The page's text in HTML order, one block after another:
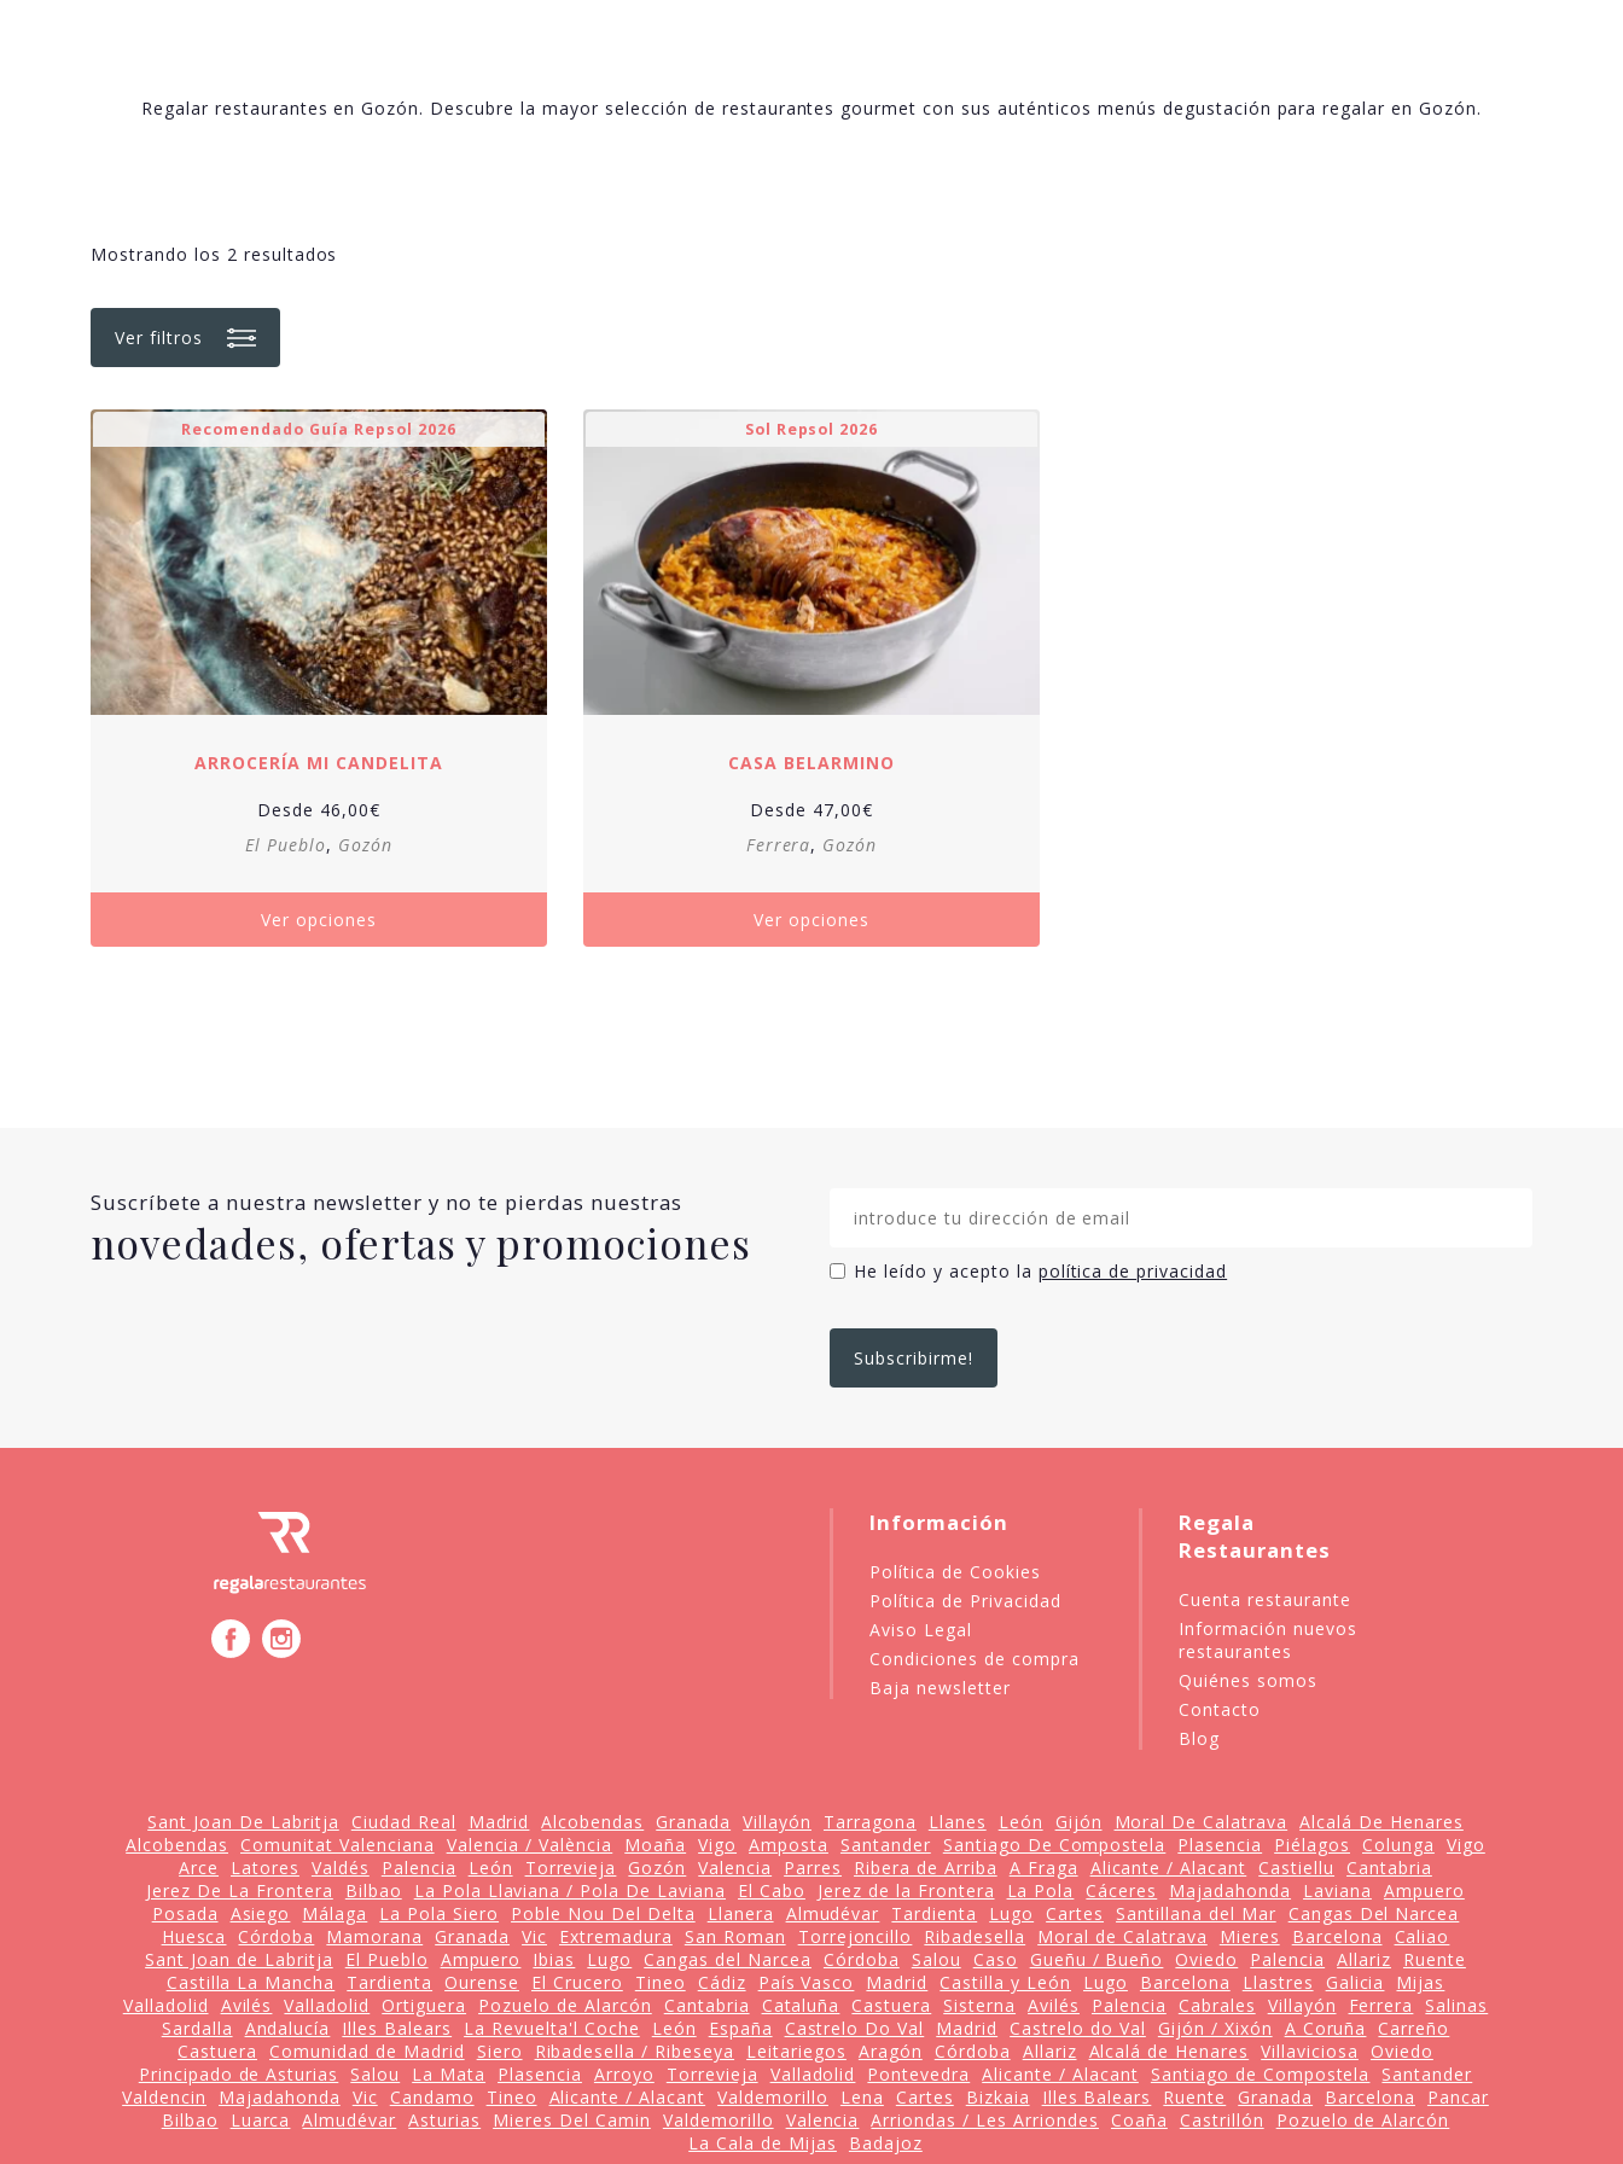
Regalar restaurantes en Gozón. Descubre la mayor selección de restaurantes gourmet con sus auténticos menús degustación para regalar en Gozón.
Mostrando los 2 resultados
Ver filtros
Recomendado Guía Repsol 2026
ARROCERÍA MI CANDELITA
Desde 46,00€
El Pueblo, Gozón
Ver opciones
Sol Repsol 2026
CASA BELARMINO
Desde 47,00€
Ferrera, Gozón
Ver opciones
Suscríbete a nuestra newsletter y no te pierdas nuestras
novedades, ofertas y promociones
He leído y acepto la política de privacidad
Información
Política de Cookies
Política de Privacidad
Aviso Legal
Condiciones de compra
Baja newsletter
Regala
Restaurantes
Cuenta restaurante
Información nuevos
restaurantes
Quiénes somos
Contacto
Blog
Sant Joan De Labritja Ciudad Real Madrid Alcobendas Granada Villayón Tarragona Llanes León Gijón Moral De Calatrava
Alcalá De Henares
Alcobendas
Comunitat Valenciana Valencia / València Moaña Vigo Amposta Santander Santiago De Compostela Plasencia Piélagos Colunga
Vigo
Arce
Latores Valdés Palencia León Torrevieja Gozón Valencia Parres Ribera de Arriba A Fraga Alicante / Alacant Castiellu
Cantabria
Jerez De La Frontera
Bilbao La Pola Llaviana / Pola De Laviana El Cabo Jerez de la Frontera La Pola Cáceres Majadahonda Laviana
Ampuero
Posada
Asiego Málaga La Pola Siero Poble Nou Del Delta Llanera Almudévar Tardienta Lugo Cartes Santillana del Mar
Cangas Del Narcea
Huesca
Córdoba Mamorana Granada Vic Extremadura San Roman Torrejoncillo Ribadesella Moral de Calatrava Mieres Barcelona
Caliao
Sant Joan de Labritja
El Pueblo Ampuero Ibias Lugo Cangas del Narcea Córdoba Salou Caso Gueñu / Bueño Oviedo Palencia Allariz
Ruente
Castilla La Mancha
Tardienta Ourense El Crucero Tineo Cádiz País Vasco Madrid Castilla y León Lugo Barcelona Llastres Galicia
Mijas
Valladolid
Avilés Valladolid Ortiguera Pozuelo de Alarcón Cantabria Cataluña Castuera Sisterna Avilés Palencia Cabrales Villayón Ferrera
Salinas
Sardalla
Andalucía Illes Balears La Revuelta'l Coche León España Castrelo Do Val Madrid Castrelo do Val Gijón / Xixón A Coruña
Carreño
Castuera
Comunidad de Madrid Siero Ribadesella / Ribeseya Leitariegos Aragón Córdoba Allariz Alcalá de Henares Villaviciosa
Oviedo
Principado de Asturias
Salou La Mata Plasencia Arroyo Torrevieja Valladolid Pontevedra Alicante / Alacant Santiago de Compostela
Santander
Valdencin
Majadahonda Vic Candamo Tineo Alicante / Alacant Valdemorillo Lena Cartes Bizkaia Illes Balears Ruente Granada Barcelona
Pancar
Bilbao
Luarca Almudévar Asturias Mieres Del Camin Valdemorillo Valencia Arriondas / Les Arriondes Coaña Castrillón
Pozuelo de Alarcón
La Cala de Mijas
Badajoz